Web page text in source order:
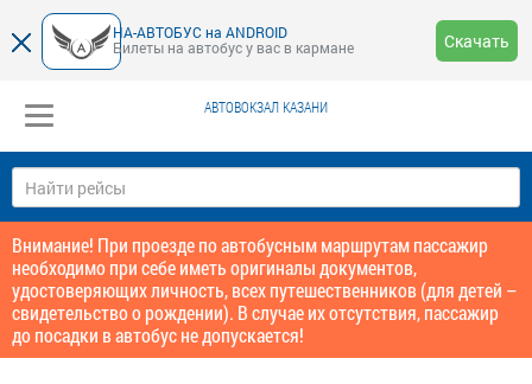
НА-АВТОБУС на ANDROID
Билеты на автобус у вас в кармане
Скачать
АВТОВОКЗАЛ КАЗАНИ
Внимание! При проезде по автобусным маршрутам пассажир
необходимо при себе иметь оригиналы документов,
удостоверяющих личность, всех путешественников (для детей –
свидетельство о рождении). В случае их отсутствия, пассажир
до посадки в автобус не допускается!